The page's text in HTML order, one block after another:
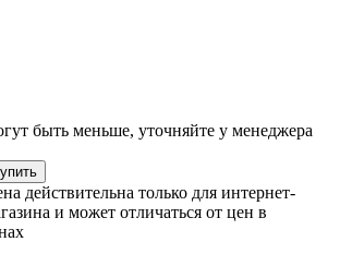
быть меньше, уточняйте у менеджера
действительна только для интернет-
и может отличаться от цен в